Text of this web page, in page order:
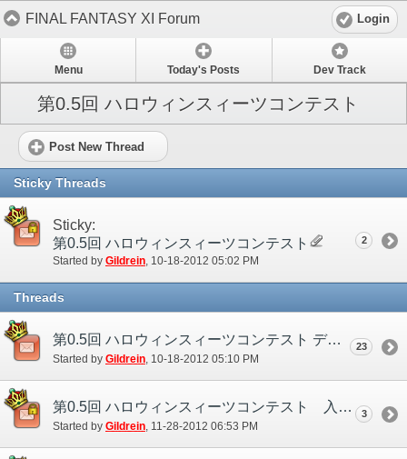
FINAL FANTASY XI Forum Login
Menu Today's Posts Dev Track
第0.5回 ハロウィンスィーツコンテスト
Post New Thread
Sticky Threads
Sticky:
第0.5回 ハロウィンスィーツコンテスト
Started by Gildrein‎, 10-18-2012 05:02 PM
2
Threads
第0.5回 ハロウィンスィーツコンテスト ディスカッションスレッド
Started by Gildrein ‎, 10-18-2012 05:10 PM
23
第0.5回 ハロウィンスィーツコンテスト 入賞作品発表！
Started by Gildrein‎, 11-28-2012 06:53 PM
3